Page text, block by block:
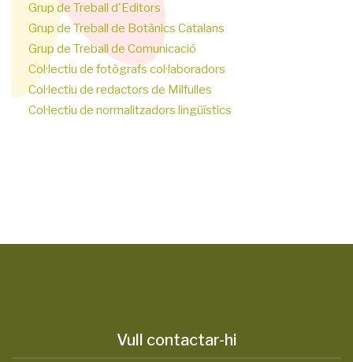
Grup de Treball d'Editors
Grup de Treball de Botànics Catalans
Grup de Treball de Comunicació
Col·lectiu de fotògrafs col·laboradors
Col·lectiu de redactors de Milfulles
Col·lectiu de normalitzadors lingüístics
Vull contactar-hi